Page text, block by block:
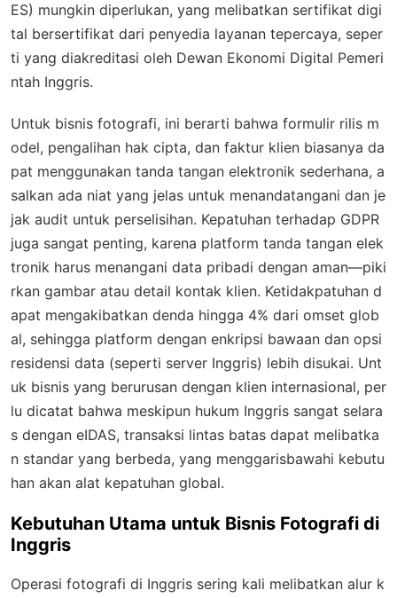
ES) mungkin diperlukan, yang melibatkan sertifikat digi
tal bersertifikat dari penyedia layanan tepercaya, seper
ti yang diakreditasi oleh Dewan Ekonomi Digital Pemeri
ntah Inggris.
Untuk bisnis fotografi, ini berarti bahwa formulir rilis m
odel, pengalihan hak cipta, dan faktur klien biasanya da
pat menggunakan tanda tangan elektronik sederhana, a
salkan ada niat yang jelas untuk menandatangani dan je
jak audit untuk perselisihan. Kepatuhan terhadap GDPR
juga sangat penting, karena platform tanda tangan elek
tronik harus menangani data pribadi dengan aman—piki
rkan gambar atau detail kontak klien. Ketidakpatuhan d
apat mengakibatkan denda hingga 4% dari omset glob
al, sehingga platform dengan enkripsi bawaan dan opsi
residensi data (seperti server Inggris) lebih disukai. Unt
uk bisnis yang berurusan dengan klien internasional, per
lu dicatat bahwa meskipun hukum Inggris sangat selara
s dengan eIDAS, transaksi lintas batas dapat melibatka
n standar yang berbeda, yang menggarisbawahi kebutu
han akan alat kepatuhan global.
Kebutuhan Utama untuk Bisnis Fotografi di
Inggris
Operasi fotografi di Inggris sering kali melibatkan alur k